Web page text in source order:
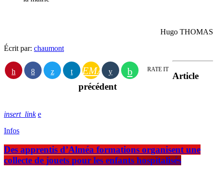
Hugo THOMAS
Écrit par: chaumont
EMAIL RATE IT
Article
précédent
insert_link
Infos
Des apprentis d’Alméa formations organisent une
collecte de jouets pour les enfants hospitalisés